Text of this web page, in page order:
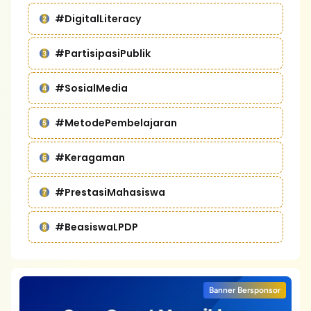
#DigitalLiteracy
#PartisipasiPublik
#SosialMedia
#MetodePembelajaran
#Keragaman
#PrestasiMahasiswa
#BeasiswaLPDP
Banner Bersponsor